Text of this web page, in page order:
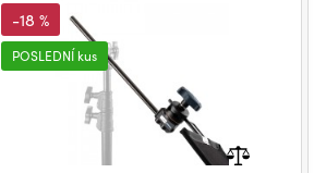
-18 %
POSLEDNÍ kus